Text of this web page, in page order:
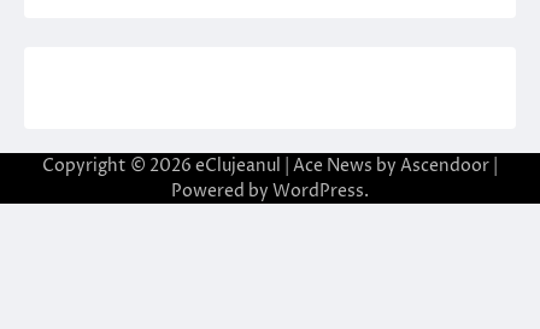
Copyright © 2026 eClujeanul | Ace News by Ascendoor
Powered by WordPress.